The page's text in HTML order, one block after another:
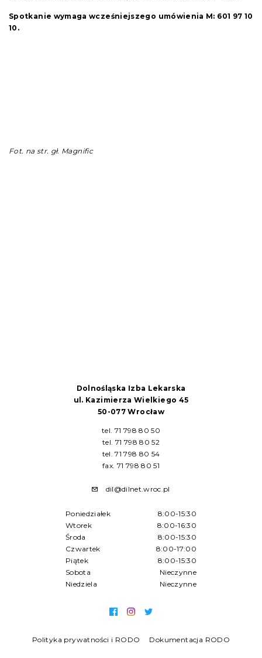
Spotkanie wymaga wcześniejszego umówienia M: 601 97 10
10.
Fot. na str. gł. Magnific
Dolnośląska Izba Lekarska
ul. Kazimierza Wielkiego 45
50-077 Wrocław
tel. 71 798 80 50
tel. 71 798 80 52
tel. 71 798 80 54
fax. 71 798 80 51
dil@dilnet.wroc.pl
Poniedziałek
8:00-15:30
Wtorek
8:00-16:30
Środa
8:00-15:30
Czwartek
8:00-17:00
Piątek
8:00-15:30
Sobota
Nieczynne
Niedziela
Nieczynne
Polityka prywatności i RODO Dokumentacja RODO